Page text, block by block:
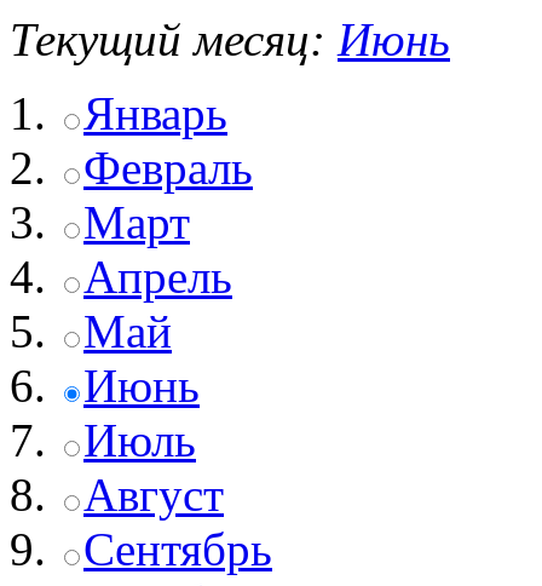
Текущий месяц: Июнь
Январь
Февраль
Март
Апрель
Май
Июнь
Июль
Август
Сентябрь